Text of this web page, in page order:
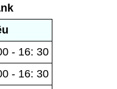
- 16: 30
- 16: 30